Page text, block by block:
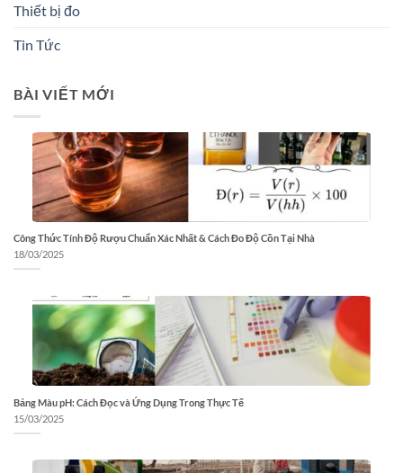
Thiết bị đo
Tin Tức
BÀI VIẾT MỚI
Công Thức Tính Độ Rượu Chuẩn Xác Nhất & Cách Đo Độ Cồn Tại Nhà
18/03/2025
Bảng Màu pH: Cách Đọc và Ứng Dụng Trong Thực Tế
15/03/2025